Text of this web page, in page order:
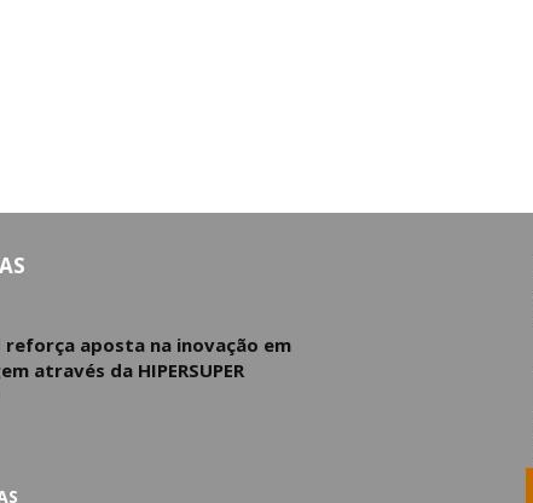
reforça aposta na inovação em
através da HIPERSUPER